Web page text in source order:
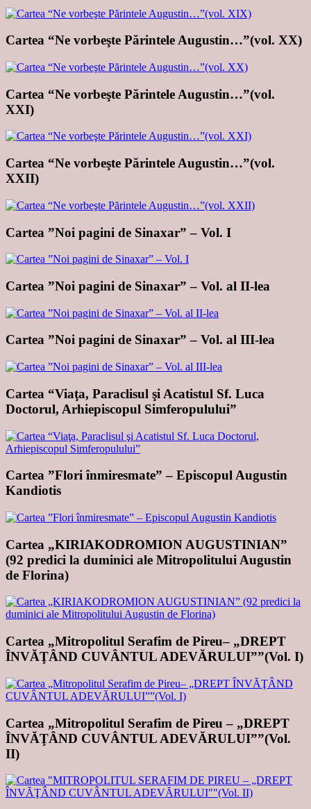
Cartea “Ne vorbeşte Părintele Augustin…”(vol. XX)
Cartea “Ne vorbeşte Părintele Augustin…”(vol.
XXI)
Cartea “Ne vorbeşte Părintele Augustin…”(vol.
XXII)
Cartea ”Noi pagini de Sinaxar” – Vol. I
Cartea ”Noi pagini de Sinaxar” – Vol. al II-lea
Cartea ”Noi pagini de Sinaxar” – Vol. al III-lea
Cartea “Viaţa, Paraclisul şi Acatistul Sf. Luca
Doctorul, Arhiepiscopul Simferopulului”
Cartea ”Flori înmiresmate” – Episcopul Augustin
Kandiotis
Cartea „KIRIAKODROMION AUGUSTINIAN”
(92 predici la duminici ale Mitropolitului Augustin
de Florina)
Cartea „Mitropolitul Serafim de Pireu– „DREPT
ÎNVĂŢÂND CUVÂNTUL ADEVĂRULUI””(Vol. I)
Cartea „Mitropolitul Serafim de Pireu – „DREPT
ÎNVĂŢÂND CUVÂNTUL ADEVĂRULUI””(Vol.
II)